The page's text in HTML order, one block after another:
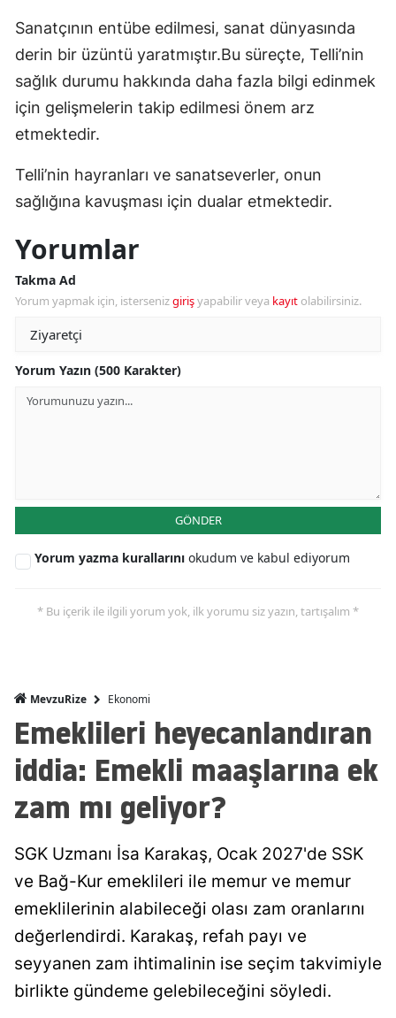
Sanatçının entübe edilmesi, sanat dünyasında
derin bir üzüntü yaratmıştır.Bu süreçte, Telli’nin
sağlık durumu hakkında daha fazla bilgi edinmek
için gelişmelerin takip edilmesi önem arz
etmektedir.
Telli’nin hayranları ve sanatseverler, onun
sağlığına kavuşması için dualar etmektedir.
Yorumlar
Takma Ad
Yorum yapmak için, istersenizgirişyapabilir veya kayıt olabilirsiniz.
Yorum Yazın (500 Karakter)
GÖNDER
Yorum yazma kurallarını okudum ve kabul ediyorum
* Bu içerik ile ilgili yorum yok, ilk yorumu siz yazın, tartışalım *
MevzuRize Ekonomi
Emeklileri heyecanlandıran
iddia: Emekli maaşlarına ek
zam mı geliyor?
SGK Uzmanı İsa Karakaş, Ocak 2027'de SSK
ve Bağ-Kur emeklileri ile memur ve memur
emeklilerinin alabileceği olası zam oranlarını
değerlendirdi. Karakaş, refah payı ve
seyyanen zam ihtimalinin ise seçim takvimiyle
birlikte gündeme gelebileceğini söyledi.